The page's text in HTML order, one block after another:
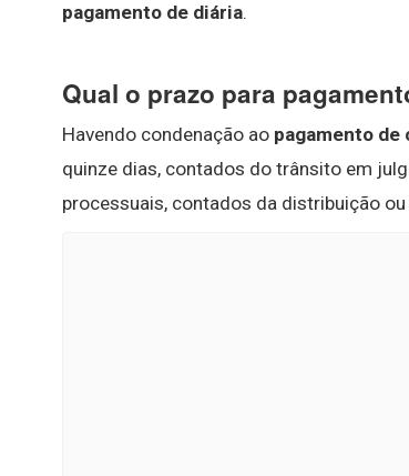
pagamento de diária.
Qual o prazo para
Havendo condenação ao pagamento de
quinze dias, contados do trânsito em
processuais, contados da distribuição